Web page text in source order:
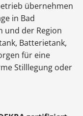
übernehmen
in Bad
und der Region
Batterietank,
für eine
Stilllegung oder